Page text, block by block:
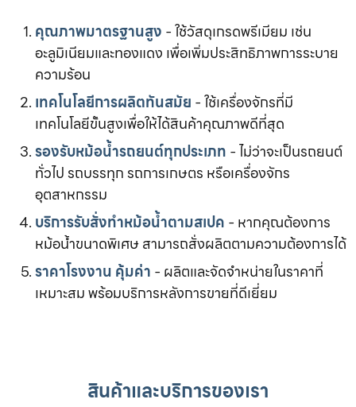
คุณภาพมาตรฐานสูง - ใช้วัสดุเกรดพรีเมียม เช่น
อะลูมิเนียมและทองแดง เพื่อเพิ่มประสิทธิภาพการระบาย
ความร้อน
เทคโนโลยีการผลิตทันสมัย - ใช้เครื่องจักรที่มี
เทคโนโลยีขั้นสูงเพื่อให้ได้สินค้าคุณภาพดีที่สุด
รองรับหม้อน้ำรถยนต์ทุกประเภท - ไม่ว่าจะเป็นรถยนต์
ทั่วไป รถบรรทุก รถการเกษตร หรือเครื่องจักร
อุตสาหกรรม
บริการรับสั่งทำหม้อน้ำตามสเปค - หากคุณต้องการ
หม้อน้ำขนาดพิเศษ สามารถสั่งผลิตตามความต้องการได้
ราคาโรงงาน คุ้มค่า - ผลิตและจัดจำหน่ายในราคาที่
เหมาะสม พร้อมบริการหลังการขายที่ดีเยี่ยม
สินค้าและบริการของเรา